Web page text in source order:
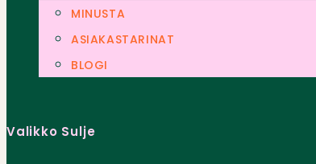
MINUSTA
ASIAKASTARINAT
BLOGI
Valikko Sulje